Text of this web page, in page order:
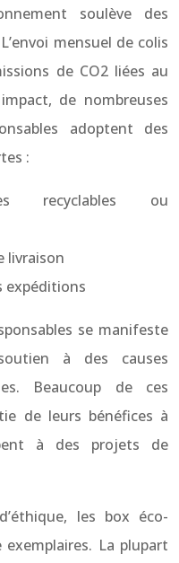
soulève des
mensuel de colis
de CO2 liées au
de nombreuses
adoptent des
:
recyclables ou
livraison
expéditions
se manifeste
à des causes
Beaucoup de ces
de leurs bénéfices à
à des projets de
les box éco-
exemplaires. La plupart